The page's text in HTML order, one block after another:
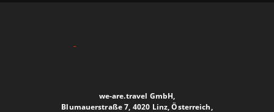
we-are.travel GmbH,
Blumauerstraße 7, 4020 Linz, Österreich,